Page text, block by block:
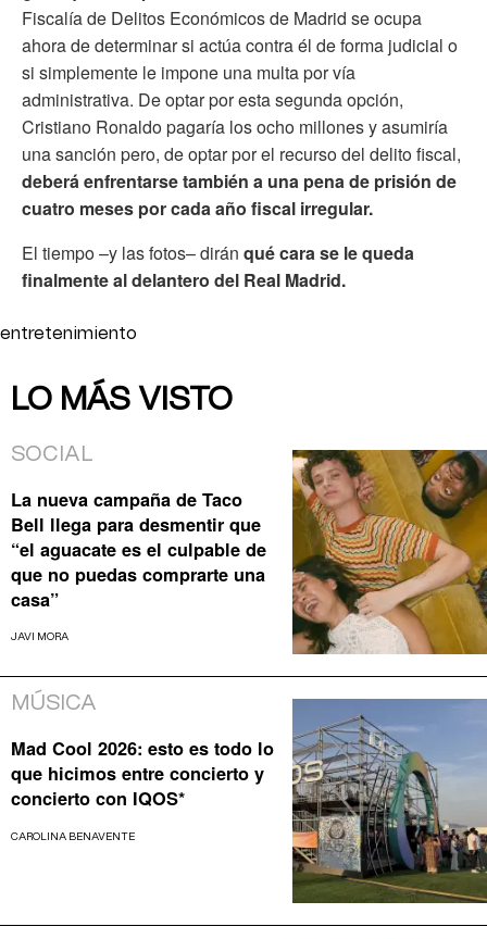
Fiscalía de Delitos Económicos de Madrid se ocupa
ahora de determinar si actúa contra él de forma judicial o
si simplemente le impone una multa por vía
administrativa. De optar por esta segunda opción,
Cristiano Ronaldo pagaría los ocho millones y asumiría
una sanción pero, de optar por el recurso del delito fiscal,
deberá enfrentarse también a una pena de prisión de
cuatro meses por cada año fiscal irregular.
El tiempo –y las fotos– dirán qué cara se le queda
finalmente al delantero del Real Madrid.
entretenimiento
LO MÁS VISTO
SOCIAL
La nueva campaña de Taco
Bell llega para desmentir que
“el aguacate es el culpable de
que no puedas comprarte una
casa”
JAVI MORA
MÚSICA
Mad Cool 2026: esto es todo lo
que hicimos entre concierto y
concierto con IQOS*
CAROLINA BENAVENTE